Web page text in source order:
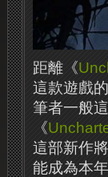
距離《
這款遊戲
筆者一般
《
這部新作
能成為本